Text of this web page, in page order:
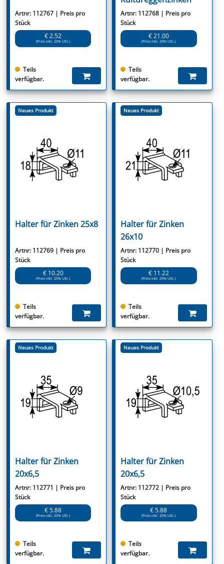
Artnr: 112767 | Preis pro
Stück
€ 2.52
(Preis inkl. 20% USt.)
Teils
verfügbar.
Artnr: 112768 | Preis pro
Stück
€ 21.00
(Preis inkl. 20% USt.)
Teils
verfügbar.
Neues Produkt
Halter für Zinken 25x8
Artnr: 112769 | Preis pro
Stück
€ 10.20
(Preis inkl. 20% USt.)
Teils
verfügbar.
Neues Produkt
Halter für Zinken
26x10
Artnr: 112770 | Preis pro
Stück
€ 11.22
(Preis inkl. 20% USt.)
Teils
verfügbar.
Neues Produkt
Halter für Zinken
20x6,5
Artnr: 112771 | Preis pro
Stück
€ 5.88
(Preis inkl. 20% USt.)
Teils
verfügbar.
Neues Produkt
Halter für Zinken
20x6,5
Artnr: 112772 | Preis pro
Stück
€ 5.88
(Preis inkl. 20% USt.)
Teils
verfügbar.